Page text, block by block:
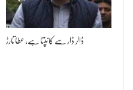
ڈالر ڈار سے کانپتا ہے، عطا تارڑ